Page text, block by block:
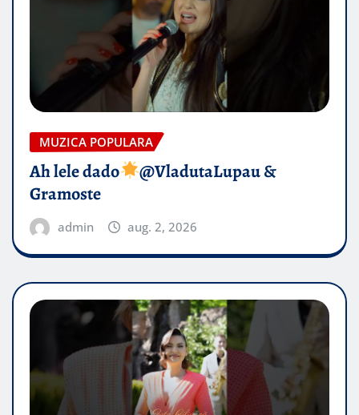
MUZICA POPULARA
Ah lele dado​
@VladutaLupau &
Gramoste
admin aug. 2, 2026